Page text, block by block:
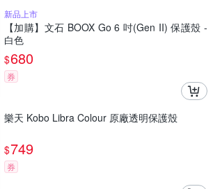
新品上市
【加購】文石 BOOX Go 6 吋(Gen II) 保護殼 -
白色
$680
券
樂天 Kobo Libra Colour 原廠透明保護殼
$749
券